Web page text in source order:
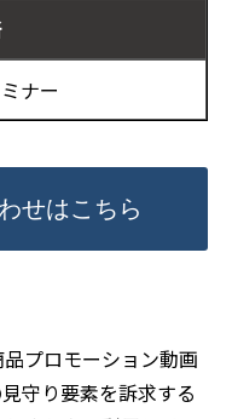
ナー
せはこちら
プロモーション動画
守り要素を訴求する